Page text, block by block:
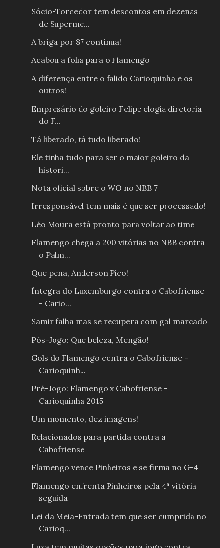
Sócio-Torcedor tem descontos em dezenas
de Superme...
A briga por 87 continua!
Acabou a folia para o Flamengo
A diferença entre o falido Carioquinha e os
outros!
Empresário do goleiro Felipe elogia diretoria
do F...
Tá liberado, tá tudo liberado!
Ele tinha tudo para ser o maior goleiro da
históri...
Nota oficial sobre o WO no NBB 7
Irresponsável tem mais é que ser processado!
Léo Moura está pronto para voltar ao time
Flamengo chega a 200 vitórias no NBB contra
o Palm...
Que pena, Anderson Pico!
Íntegra do Luxemburgo contra o Cabofriense
- Cario...
Samir falha mas se recupera com gol marcado
Pós-Jogo: Que beleza, Mengão!
Gols do Flamengo contra o Cabofriense -
Carioquinh...
Pré-Jogo: Flamengo x Cabofriense -
Carioquinha 2015
Um momento, dez imagens!
Relacionados para partida contra a
Cabofriense
Flamengo vence Pinheiros e se firma no G-4
Flamengo enfrenta Pinheiros pela 4ª vitória
seguida
Lei da Meia-Entrada tem que ser cumprida no
Carioq...